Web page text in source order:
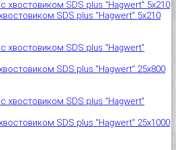
met”
SDS plus "Hagwert" 5х210
SDS plus "Hagwert" 25х800
SDS plus "Hagwert" 25х1000